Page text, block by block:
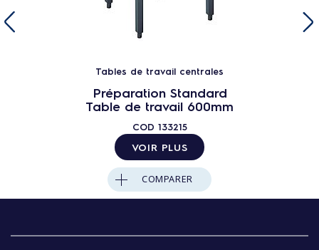
Tables de travail centrales
Préparation Standard
Table de travail 600mm
COD 133215
VOIR PLUS
COMPARER